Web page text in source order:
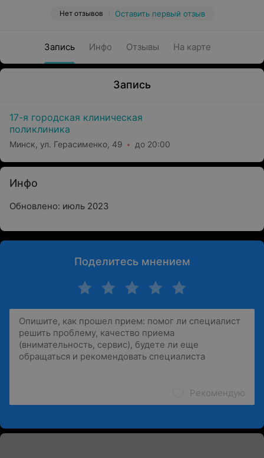
Нет отзывов Оставить первый отзыв
Запись Инфо Отзывы На карте
Запись
17-я городская клиническая
поликлиника
Минск, ул. Герасименко, 49 до 20:00
Инфо
Обновлено: июль 2023
Поделитесь мнением
Рекомендую